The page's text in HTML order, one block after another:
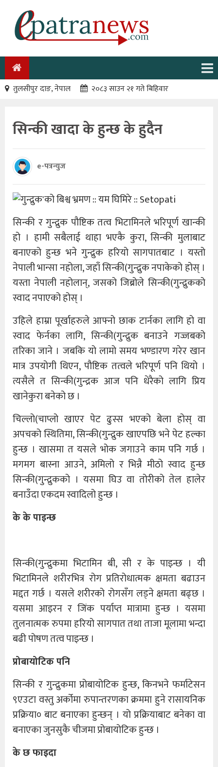
तुलसीपुर दाङ, नेपाल २०८३ साउन २१ गते बिहिवार
सिन्की खादा के हुन्छ के हुदैन
e-पत्रन्युज
सिन्की र गुन्द्रुक पौष्टिक तत्व भिटामिनले भरिपूर्ण खान्की
हो । हामी सबैलाई थाहा भएकै कुरा, सिन्की मुलाबाट
बनाएको हुन्छ भने गुन्द्रुक हरियो सागपातबाट । यस्तो
नेपाली भान्सा नहोला, जहाँ सिन्की(गुन्द्रुक नपाकेको होस् ।
यस्ता नेपाली नहोलान्, जसको जिब्रोले सिन्की(गुन्द्रुकको
स्वाद नपाएको होस् ।
उहिले हाम्रा पूर्खाहरुले आफ्नो छाक टार्नका लागि हो वा
स्वाद फेर्नका लागि, सिन्की(गुन्द्रुक बनाउने गज्जबको
तरिका जाने । जबकि यो लामो समय भण्डारण गरेर खान
मात्र उपयोगी थिएन, पौष्टिक तत्वले भरिपूर्ण पनि थियो ।
त्यसैले त सिन्की(गुन्द्रक आज पनि धेरैको लागि प्रिय
खानेकुरा बनेको छ ।
चिल्लो(चाप्लो खाएर पेट ढुस्स भएको बेला होस् वा
अपचको स्थितिमा, सिन्की(गुन्द्रुक खाएपछि भने पेट हल्का
हुन्छ । खासमा त यसले भोक जगाउने काम पनि गर्छ ।
मगमग बास्ना आउने, अमिलो र भिन्नै मीठो स्वाद हुन्छ
सिन्की(गुन्द्रुकको । यसमा घिउ वा तोरीको तेल हालेर
बनाउँदा एकदम स्वादिलो हुन्छ ।
के के पाइन्छ
सिन्की(गुन्द्रुकमा भिटामिन बी, सी र के पाइन्छ । यी
भिटामिनले शरीरभित्र रोग प्रतिरोधात्मक क्षमता बढाउन
मद्दत गर्छ । यसले शरीरको रोगसँग लड्ने क्षमता बढ्छ ।
यसमा आइरन र जिंक पर्याप्त मात्रामा हुन्छ । यसमा
तुलनात्मक रुपमा हरियो सागपात तथा ताजा मूलामा भन्दा
बढी पोषण तत्व पाइन्छ ।
प्रोबायोटिक पनि
सिन्की र गुन्द्रुकमा प्रोबायोटिक हुन्छ, किनभने फर्माटेसन
९एउटा वस्तु अर्कोमा रुपान्तरणका क्रममा हुने रासायनिक
प्रक्रिया० बाट बनाएका हुन्छन् । यो प्रक्रियाबाट बनेका वा
बनाएका जुनसुकै चीजमा प्रोबायोटिक हुन्छ ।
के छ फाइदा